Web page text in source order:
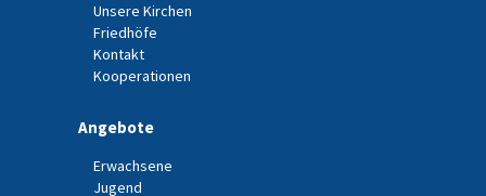
Unsere Kirchen
Friedhöfe
Kontakt
Kooperationen
Angebote
Erwachsene
Jugend